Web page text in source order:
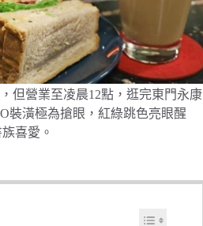
但營業至凌晨12點，逛完東門永康
裝潢極為搶眼，紅綠跳色亮眼醒
喜愛。